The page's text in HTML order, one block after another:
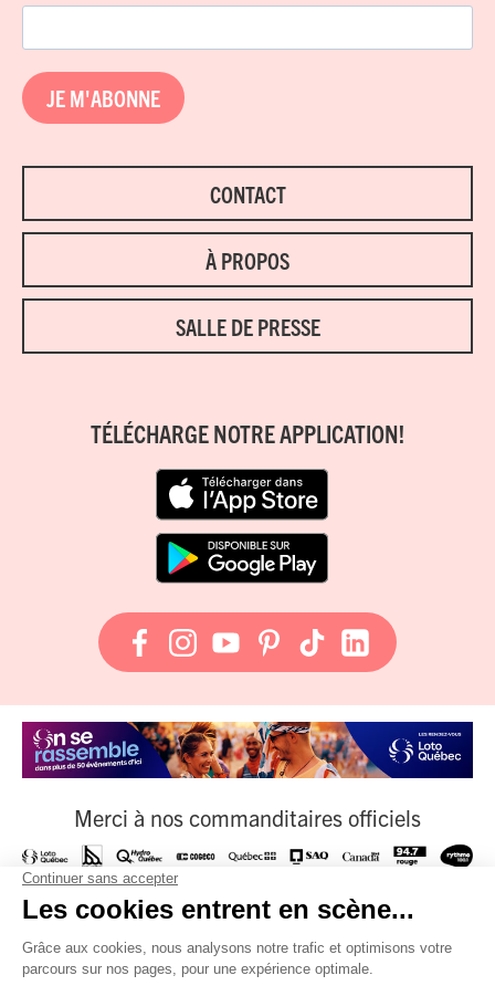
JE M'ABONNE
CONTACT
À PROPOS
SALLE DE PRESSE
TÉLÉCHARGE NOTRE APPLICATION!
Merci à nos commanditaires officiels
À nos fournisseurs officiels